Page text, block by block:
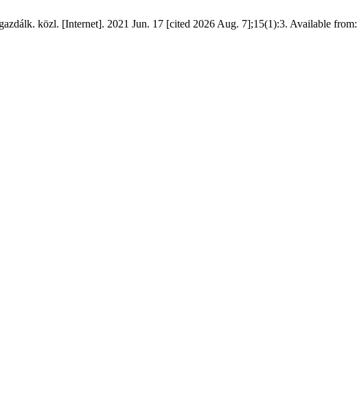
közl. [Internet]. 2021 Jun. 17 [cited 2026 Aug. 7];15(1):3. Available from: